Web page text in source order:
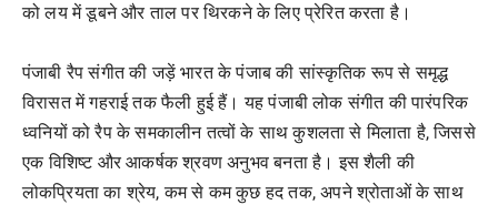
को लय में डूबने और ताल पर थिरकने के लिए प्रेरित करता है।
पंजाबी रैप संगीत की जड़ें भारत के पंजाब की सांस्कृतिक रूप से समृद्ध
विरासत में गहराई तक फैली हुई हैं। यह पंजाबी लोक संगीत की पारंपरिक
ध्वनियों को रैप के समकालीन तत्वों के साथ कुशलता से मिलाता है, जिससे
एक विशिष्ट और आकर्षक श्रवण अनुभव बनता है। इस शैली की
लोकप्रियता का श्रेय, कम से कम कुछ हद तक, अपने श्रोताओं के साथ